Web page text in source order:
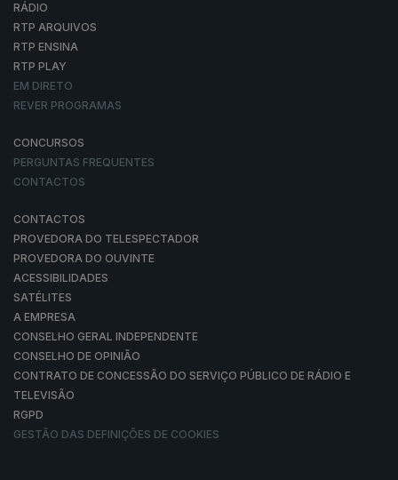
RÁDIO
RTP ARQUIVOS
RTP ENSINA
RTP PLAY
EM DIRETO
REVER PROGRAMAS
CONCURSOS
PERGUNTAS FREQUENTES
CONTACTOS
CONTACTOS
PROVEDORA DO TELESPECTADOR
PROVEDORA DO OUVINTE
ACESSIBILIDADES
SATÉLITES
A EMPRESA
CONSELHO GERAL INDEPENDENTE
CONSELHO DE OPINIÃO
CONTRATO DE CONCESSÃO DO SERVIÇO PÚBLICO DE RÁDIO E
TELEVISÃO
RGPD
GESTÃO DAS DEFINIÇÕES DE COOKIES